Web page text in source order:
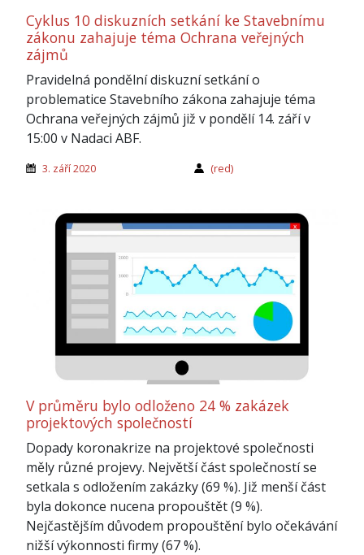
Cyklus 10 diskuzních setkání ke Stavebnímu
zákonu zahajuje téma Ochrana veřejných
zájmů
Pravidelná pondělní diskuzní setkání o
problematice Stavebního zákona zahajuje téma
Ochrana veřejných zájmů již v pondělí 14. září v
15:00 v Nadaci ABF.
3. září 2020 (red)
V průměru bylo odloženo 24 % zakázek
projektových společností
Dopady koronakrize na projektové společnosti
měly různé projevy. Největší část společností se
setkala s odložením zakázky (69 %). Již menší část
byla dokonce nucena propouštět (9 %).
Nejčastějším důvodem propouštění bylo očekávání
nižší výkonnosti firmy (67 %).